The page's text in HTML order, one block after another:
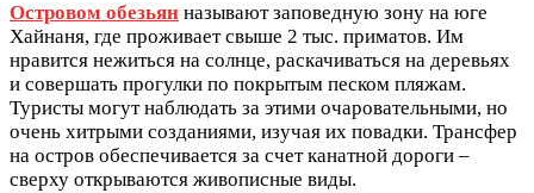
Островом обезьян называют заповедную зону на юге
Хайнаня, где проживает свыше 2 тыс. приматов. Им
нравится нежиться на солнце, раскачиваться на деревьях
и совершать прогулки по покрытым песком пляжам.
Туристы могут наблюдать за этими очаровательными, но
очень хитрыми созданиями, изучая их повадки. Трансфер
на остров обеспечивается за счет канатной дороги –
сверху открываются живописные виды.